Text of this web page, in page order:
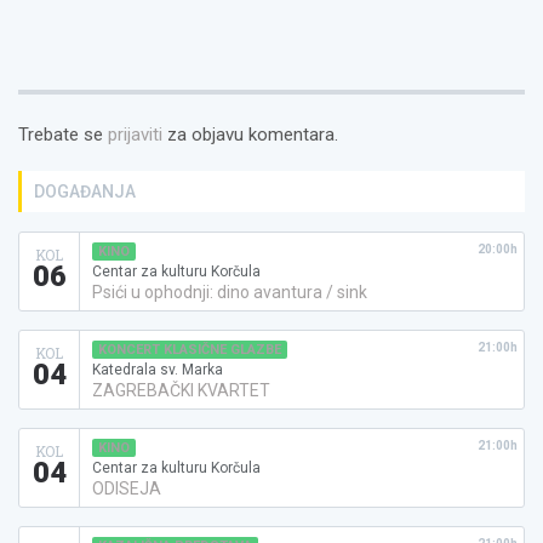
Trebate se prijaviti za objavu komentara.
DOGAĐANJA
KOL
06
KINO
Centar za kulturu Korčula
Psići u ophodnji: dino avantura / sink
20:00h
KOL
04
KONCERT KLASIČNE GLAZBE
Katedrala sv. Marka
ZAGREBAČKI KVARTET
21:00h
KOL
04
KINO
Centar za kulturu Korčula
ODISEJA
21:00h